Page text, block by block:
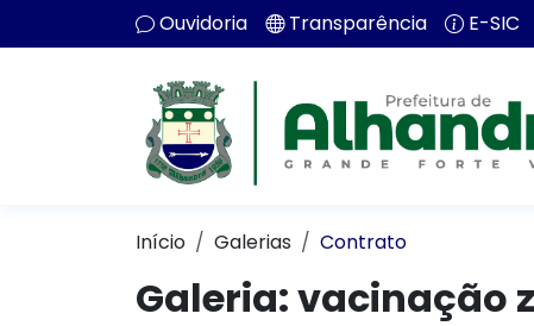
Ouvidoria Transparência E-SIC
Início Galerias Contrato
Galeria: vacinação